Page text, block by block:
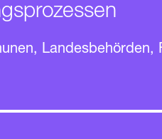
Landes­behörden,